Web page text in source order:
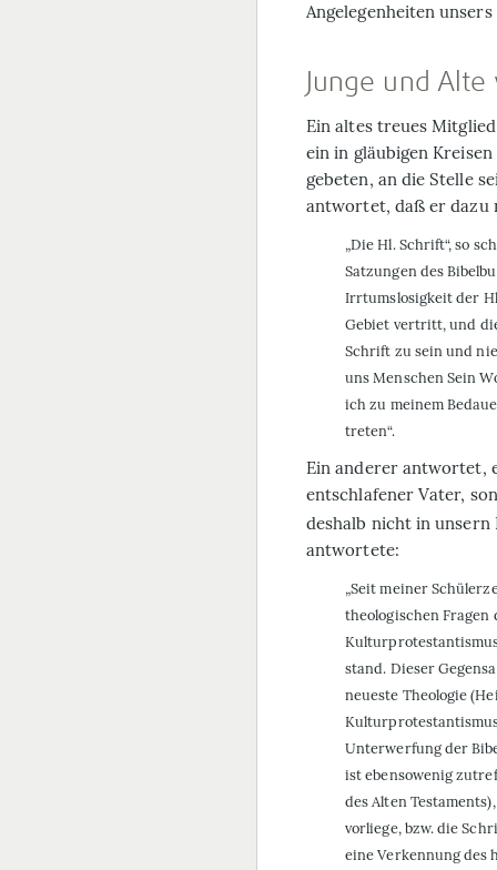
Angelegenheiten
Junge und
Ein altes treues
ein in gläubigen
gebeten, an die Stelle
antwortet, daß er dazu
„Die Hl. Schrift“, so
Satzungen des
Irrtumslosigkeit der
Gebiet vertritt, und
Schrift zu sein und
uns Menschen Sein
ich zu meinem
treten“.
Ein anderer antwortet,
entschlafener Vater,
deshalb nicht in
antwortete:
„Seit meiner
theologischen Fragen
stand. Dieser
neueste Theologie
Unterwerfung der
ist ebensowenig
des Alten
vorliege, bzw. die
eine Verkennung des